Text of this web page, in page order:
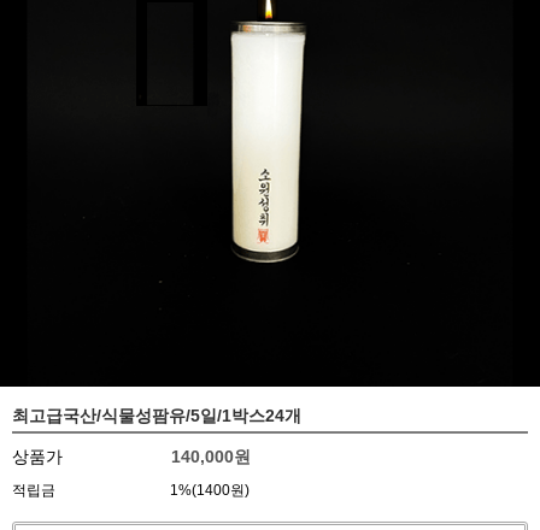
최고급국산/식물성팜유/5일/1박스24개
상품가 140,000원
적립금 1%(1400원)